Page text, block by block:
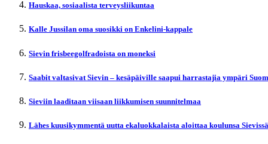
Hauskaa, sosiaalista terveysliikuntaa
Kalle Jussilan oma suosikki on Enkelini-kappale
Sievin frisbeegolfradoista on moneksi
Saabit valtasivat Sievin – kesäpäiville saapui harrastajia ympäri
Sieviin laaditaan viisaan liikkumisen suunnitelmaa
Lähes kuusikymmentä uutta ekaluokkalaista aloittaa koulunsa Sievissä